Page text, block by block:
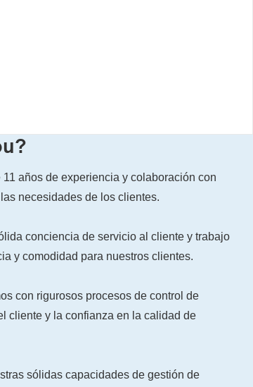
11 años de experiencia y colaboración con
necesidades de los clientes.
conciencia de servicio al cliente y trabajo
y comodidad para nuestros clientes.
con rigurosos procesos de control de
cliente y la confianza en la calidad de
sólidas capacidades de gestión de